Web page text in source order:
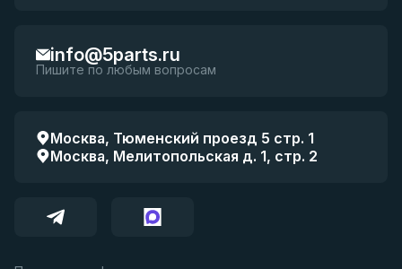
info@5parts.ru
Пишите по любым вопросам
Москва, Тюменский проезд 5 стр. 1
Москва, Мелитопольская д. 1, стр. 2